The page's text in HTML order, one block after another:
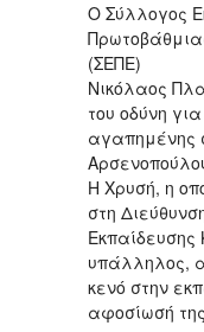
Ο Σύλλογος
(ΣΕΠΕ)
Νικόλαος
του οδύνη
αγαπημένης
Η Χρυσή, η
στη
Εκπαίδευσης
υπάλληλος,
κενό στην
αφοσίωσή